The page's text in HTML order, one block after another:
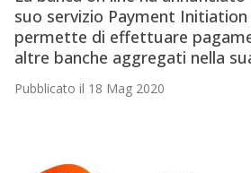
suo servizio Payment Initiation
permette di effettuare
altre banche aggregati nella
Pubblicato il 18 Mag 2020